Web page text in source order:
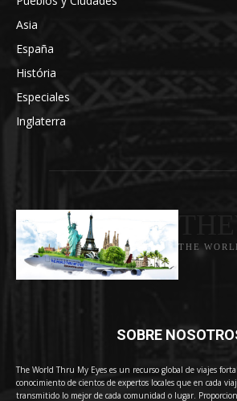
Asia
España
História
Especiales
Inglaterra
THE
SOBRE
The World Thru My Eyes es un recurso global de viajes
conocimiento de cientos de expertos locales que en cada
transmitido lo mejor de cada comunidad o lugar.